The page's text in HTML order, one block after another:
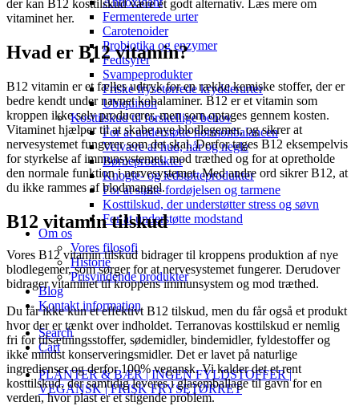
Fermenterede urter
Carotenoider
Probiotika og enzymer
Fedtsyrer
Svampeprodukter
Friske frysetørrede krydderurter
Ubiquinon
Kosttilskud til forskellige behov
For at understøtte hormonbalancen
Velvære af hud, hår og negle
Børneprodukter
Knogle- og ledstøtteprodukter
For at støtte fordøjelsen og tarmene
Kosttilskud, der understøtter stress og søvn
For at understøtte modstand
Om os
Vores filosofi
Historie
Prisvindende produkter
Blog
Kontakt information
Search
Cart
PLANTER & BÆR | INGEN FYLDSTOFFER |
VEGANSK | FRISK FRYSETØRRET
der kan B12 kosttilskud være et godt alternativ. Læs mere om
vitaminet her.
Hvad er B12 vitamin?
B12 vitamin er et fælles udtryk for en række kemiske stoffer, der er
bedre kendt under navnet kobalaminer. B12 er et vitamin som
kroppen ikke selv producerer, men som optages gennem kosten.
Vitaminet hjælper til at skabe nye blodlegemer, og sikrer at
nervesystemet fungerer som det skal. Derfor tages B12 eksempelvis
for styrkelse af immunsystemet, mod træthed og for at opretholde
den normale funktion i nervesystemet. Med andre ord sikrer B12, at
du ikke rammes af blodmangel.
B12 vitamin tilskud
Vores B12 vitamin tilskud bidrager til kroppens produktion af nye
blodlegemer, som sørger for at nervesystemet fungerer. Derudover
bidrager vitaminet til kroppens immunsystem og mod træthed.
Du får ikke kun et effektivt B12 tilskud, men du får også et produkt
hvor der er tænkt over indholdet. Terranovas kosttilskud er nemlig
fri for tilsætningsstoffer, sødemidler, bindemidler, fyldestoffer og
ikke mindst konserveringsmidler. Det er lavet på naturlige
ingredienser og derfor 100% vegansk. Vi kalder det et rent
kosttilskud, der samtidig leveres i glasemballage til gavn for en
verden, hvor plast er et stigende problem.